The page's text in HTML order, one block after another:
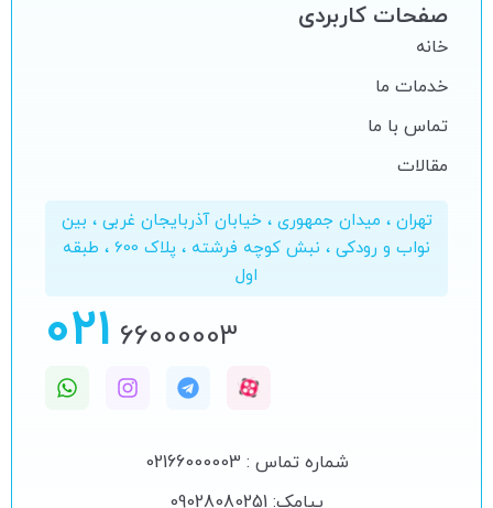
صفحات کاربردی
خانه
خدمات ما
تماس با ما
مقالات
تهران ، میدان جمهوری ، خیابان آذربایجان غربی ، بین
نواب و رودکی ، نبش کوچه فرشته ، پلاک 600 ، طبقه
اول
66000003
021
شماره تماس : 02166000003
پیامک: 09028080251